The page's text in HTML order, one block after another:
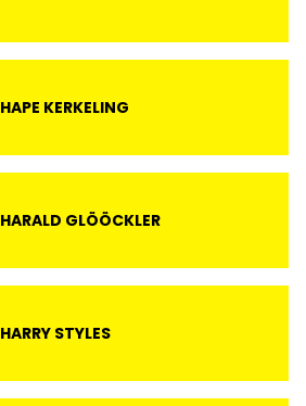
HAPE KERKELING
HARALD GLÖÖCKLER
HARRY STYLES